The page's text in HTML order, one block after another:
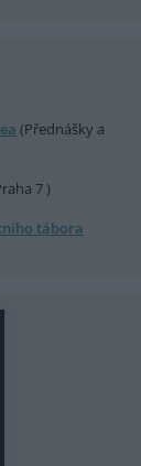
(Přednášky a
7 )
tábora